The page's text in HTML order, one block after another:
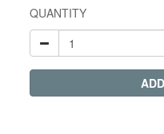
QUANTITY